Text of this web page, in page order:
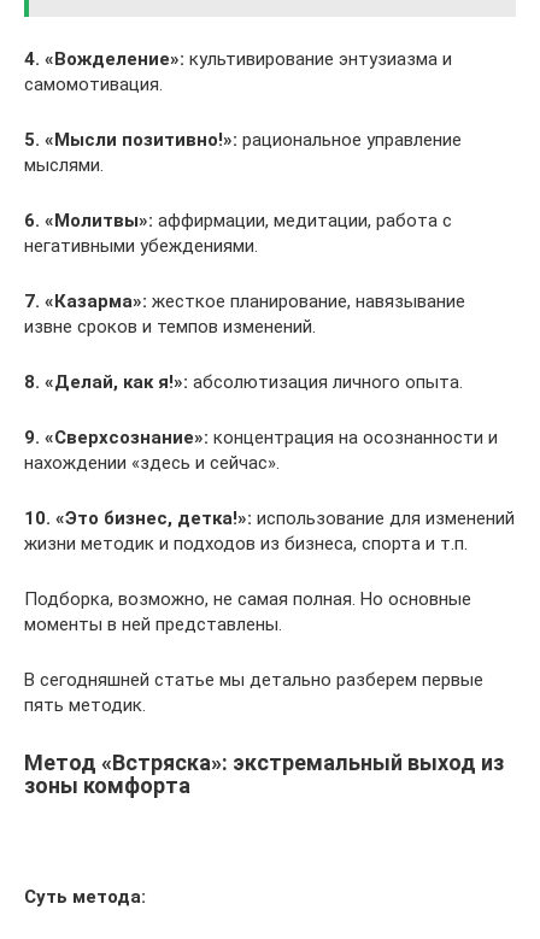
4. «Вожделение»: культивирование энтузиазма и
самомотивация.
5. «Мысли позитивно!»: рациональное управление
мыслями.
6. «Молитвы»: аффирмации, медитации, работа с
негативными убеждениями.
7. «Казарма»: жесткое планирование, навязывание
извне сроков и темпов изменений.
8. «Делай, как я!»: абсолютизация личного опыта.
9. «Сверхсознание»: концентрация на осознанности и
нахождении «здесь и сейчас».
10. «Это бизнес, детка!»: использование для изменений
жизни методик и подходов из бизнеса, спорта и т.п.
Подборка, возможно, не самая полная. Но основные
моменты в ней представлены.
В сегодняшней статье мы детально разберем первые
пять методик.
Метод «Встряска»: экстремальный выход из
зоны комфорта
Суть метода: